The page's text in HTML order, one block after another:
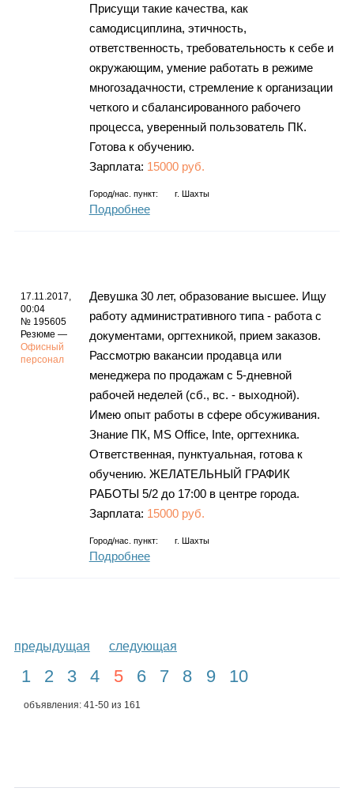
Присущи такие качества, как
самодисциплина, этичность,
ответственность, требовательность к себе и
окружающим, умение работать в режиме
многозадачности, стремление к организации
четкого и сбалансированного рабочего
процесса, уверенный пользователь ПК.
Готова к обучению.
Зарплата: 15000 руб.
Город/нас. пункт: г. Шахты
Подробнее
17.11.2017,
00:04
№ 195605
Резюме —
Офисный
персонал
Девушка 30 лет, образование высшее. Ищу
работу административного типа - работа с
документами, оргтехникой, прием заказов.
Рассмотрю вакансии продавца или
менеджера по продажам с 5-дневной
рабочей неделей (сб., вс. - выходной).
Имею опыт работы в сфере обсуживания.
Знание ПК, MS Office, Inte, оргтехника.
Ответственная, пунктуальная, готова к
обучению. ЖЕЛАТЕЛЬНЫЙ ГРАФИК
РАБОТЫ 5/2 до 17:00 в центре города.
Зарплата: 15000 руб.
Город/нас. пункт: г. Шахты
Подробнее
предыдущая следующая
1 2 3 4 5 6 7 8 9 10
объявления: 41-50 из 161